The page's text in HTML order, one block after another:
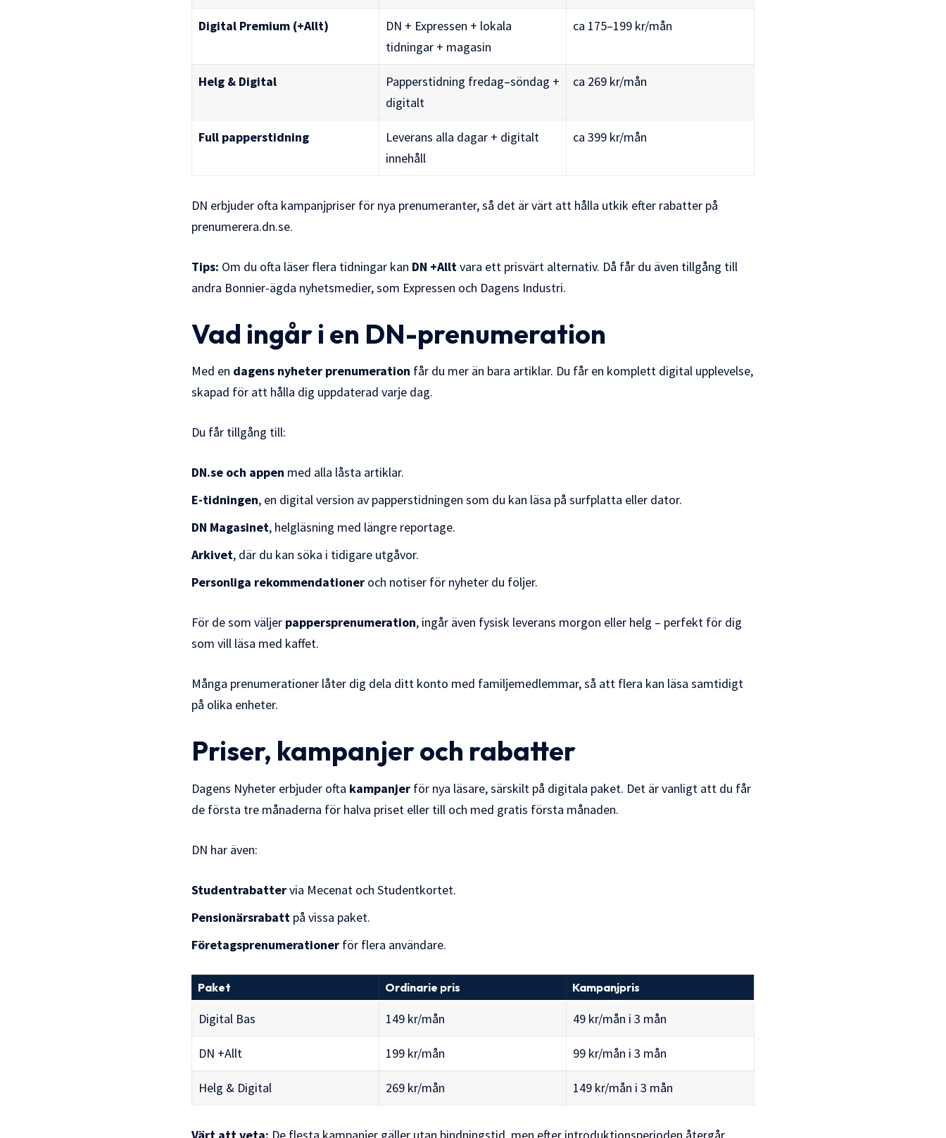
Digital Premium (+Allt)
DN + Expressen + lokala
tidningar + magasin
ca 175–199 kr/mån
Helg & Digital
Papperstidning fredag–söndag +
digitalt
ca 269 kr/mån
Full papperstidning
Leverans alla dagar + digitalt
innehåll
ca 399 kr/mån
DN erbjuder ofta kampanjpriser för nya prenumeranter, så det är värt att hålla utkik efter rabatter på
prenumerera.dn.se.
Tips: Om du ofta läser flera tidningar kan DN +Alltvara ett prisvärt alternativ. Då får du även tillgång till
andra Bonnier-ägda nyhetsmedier, som Expressen och Dagens Industri.
Vad ingår i en DN-prenumeration
Med en dagens nyheter prenumeration får du mer än bara artiklar. Du får en komplett digital upplevelse,
skapad för att hålla dig uppdaterad varje dag.
Du får tillgång till:
DN.se och appen med alla låsta artiklar.
E-tidningen, en digital version av papperstidningen som du kan läsa på surfplatta eller dator.
DN Magasinet, helgläsning med längre reportage.
Arkivet, där du kan söka i tidigare utgåvor.
Personliga rekommendationer och notiser för nyheter du följer.
För de som väljer pappersprenumeration, ingår även fysisk leverans morgon eller helg – perfekt för dig
som vill läsa med kaffet.
Många prenumerationer låter dig dela ditt konto med familjemedlemmar, så att flera kan läsa samtidigt
på olika enheter.
Priser, kampanjer och rabatter
Dagens Nyheter erbjuder ofta kampanjer för nya läsare, särskilt på digitala paket. Det är vanligt att du får
de första tre månaderna för halva priset eller till och med gratis första månaden.
DN har även:
Studentrabattervia Mecenat och Studentkortet.
Pensionärsrabatt på vissa paket.
Företagsprenumerationer för flera användare.
Paket Ordinarie pris Kampanjpris
Digital Bas 149 kr/mån 49 kr/mån i 3 mån
DN +Allt 199 kr/mån 99 kr/mån i 3 mån
Helg & Digital 269 kr/mån 149 kr/mån i 3 mån
Värt att veta: De flesta kampanjer gäller utan bindningstid, men efter introduktionsperioden återgår